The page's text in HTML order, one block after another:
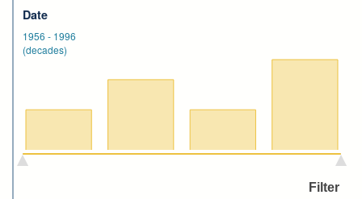
Date
1956 - 1996
(decades)